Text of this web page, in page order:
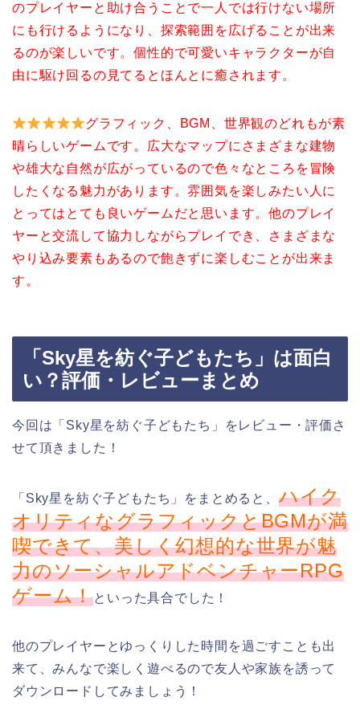
のプレイヤーと助け合うことで一人では行けない場所
にも行けるようになり、探索範囲を広げることが出来
るのが楽しいです。個性的で可愛いキャラクターが自
由に駆け回るの見てるとほんとに癒されます。
グラフィック、BGM、世界観のどれもが素
晴らしいゲームです。広大なマップにさまざまな建物
や雄大な自然が広がっているので色々なところを冒険
したくなる魅力があります。雰囲気を楽しみたい人に
とってはとても良いゲームだと思います。他のプレイ
ヤーと交流して協力しながらプレイでき、さまざまな
やり込み要素もあるので飽きずに楽しむことが出来ま
す。
「Sky星を紡ぐ子どもたち」は面白
い？評価・レビューまとめ
今回は「Sky星を紡ぐ子どもたち」をレビュー・評価さ
せて頂きました！
「Sky星を紡ぐ子どもたち」をまとめると、 ハイク
オリティなグラフィックとBGMが満
喫できて、美しく幻想的な世界が魅
力のソーシャルアドベンチャーRPG
ゲーム！といった具合でした！
他のプレイヤーとゆっくりした時間を過ごすことも出
来て、みんなで楽しく遊べるので友人や家族を誘って
ダウンロードしてみましょう！